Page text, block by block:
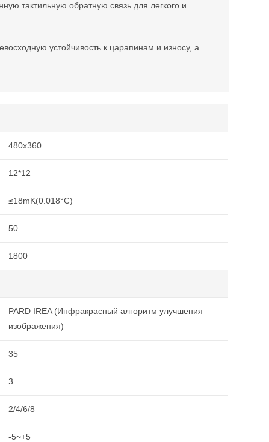
тактильную обратную связь для легкого и
устойчивость к царапинам и износу, а
480х360
12*12
≤18mK(0.018°C)
50
1800
PARD IREA (Инфракрасный алгоритм улучшения
изображения)
35
3
2/4/6/8
-5~+5